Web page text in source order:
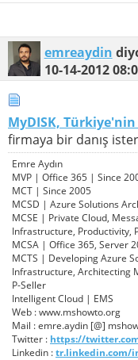
emreaydin
10-14-2012
MyDISK,
firmaya bir danış
Emre Aydın
MVP | Office 365 | Since
MCT | Since 2005
MCSD | Azure Solutions
MCSE | Private Cloud,
Infrastructure, Productivity,
MCSA | Office 365, Server
MCTS | Developing Azure
Infrastructure, Architecting
P-Seller
Intelligent Cloud | EMS
Web : www.mshowto.org
Mail : emre.aydin [@]
Twitter : https://
Linkedin :tr.linkedin.com/